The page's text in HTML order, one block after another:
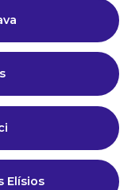
Elísios